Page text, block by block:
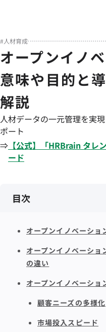
#人材育成
オープンイノ
意味や目的と
解説
人材データの一元管理を実
ポート
⇒ 【公式】「HRBrain タレ
ード
目次
オープンイノベーショ
オープンイノベーショ
の違い
オープンイノベーショ
顧客ニーズの多様化
市場投入スピード